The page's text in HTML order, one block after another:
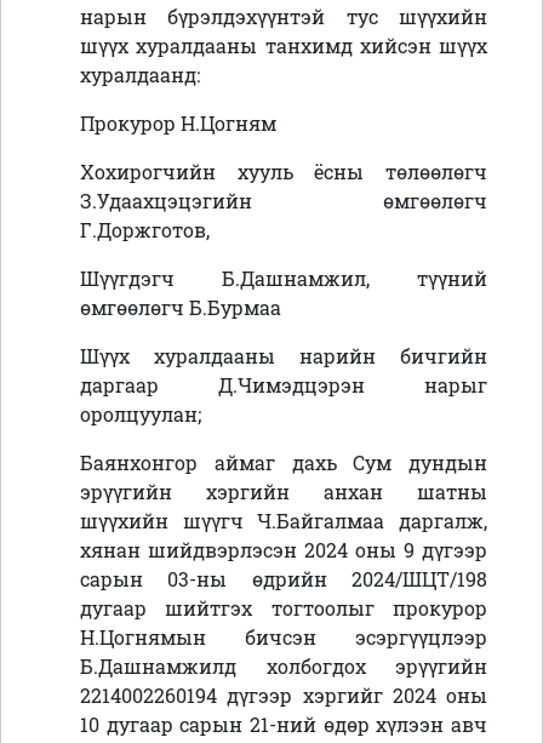
нарын бүрэлдэхүүнтэй тус шүүхийн
шүүх хуралдааны танхимд хийсэн шүүх
хуралдаанд:
Прокурор Н.Цогням
Хохирогчийн хууль ёсны төлөөлөгч
З.Удаахцэцэгийн өмгөөлөгч
Г.Доржготов,
Шүүгдэгч Б.Дашнамжил, түүний
өмгөөлөгч Б.Бурмаа
Шүүх хуралдааны нарийн бичгийн
даргаар Д.Чимэдцэрэн нарыг
оролцуулан;
Баянхонгор аймаг дахь Сум дундын
эрүүгийн хэргийн анхан шатны
шүүхийн шүүгч Ч.Байгалмаа даргалж,
хянан шийдвэрлэсэн 2024 оны 9 дүгээр
сарын 03-ны өдрийн 2024/ШЦТ/198
дугаар шийтгэх тогтоолыг прокурор
Н.Цогнямын бичсэн эсэргүүцлээр
Б.Дашнамжилд холбогдох эрүүгийн
2214002260194 дүгээр хэргийг 2024 оны
10 дугаар сарын 21-ний өдөр хүлээн авч